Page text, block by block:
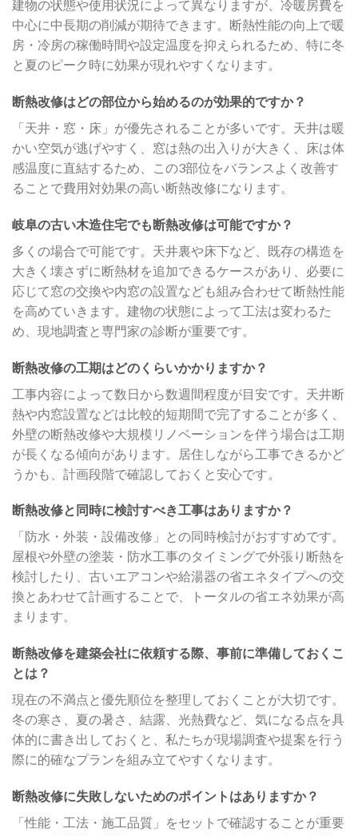
建物の状態や使用状況によって異なりますが、冷暖房費を
中心に中長期の削減が期待できます。断熱性能の向上で暖
房・冷房の稼働時間や設定温度を抑えられるため、特に冬
と夏のピーク時に効果が現れやすくなります。
断熱改修はどの部位から始めるのが効果的ですか？
「天井・窓・床」が優先されることが多いです。天井は暖
かい空気が逃げやすく、窓は熱の出入りが大きく、床は体
感温度に直結するため、この3部位をバランスよく改善す
ることで費用対効果の高い断熱改修になります。
岐阜の古い木造住宅でも断熱改修は可能ですか？
多くの場合で可能です。天井裏や床下など、既存の構造を
大きく壊さずに断熱材を追加できるケースがあり、必要に
応じて窓の交換や内窓の設置なども組み合わせて断熱性能
を高めていきます。建物の状態によって工法は変わるた
め、現地調査と専門家の診断が重要です。
断熱改修の工期はどのくらいかかりますか？
工事内容によって数日から数週間程度が目安です。天井断
熱や内窓設置などは比較的短期間で完了することが多く、
外壁の断熱改修や大規模リノベーションを伴う場合は工期
が長くなる傾向があります。居住しながら工事できるかど
うかも、計画段階で確認しておくと安心です。
断熱改修と同時に検討すべき工事はありますか？
「防水・外装・設備改修」との同時検討がおすすめです。
屋根や外壁の塗装・防水工事のタイミングで外張り断熱を
検討したり、古いエアコンや給湯器の省エネタイプへの交
換とあわせて計画することで、トータルの省エネ効果が高
まります。
断熱改修を建築会社に依頼する際、事前に準備しておくこ
とは？
現在の不満点と優先順位を整理しておくことが大切です。
冬の寒さ、夏の暑さ、結露、光熱費など、気になる点を具
体的に書き出しておくと、私たちが現場調査や提案を行う
際に的確なプランを組み立てやすくなります。
断熱改修に失敗しないためのポイントはありますか？
「性能・工法・施工品質」をセットで確認することが重要